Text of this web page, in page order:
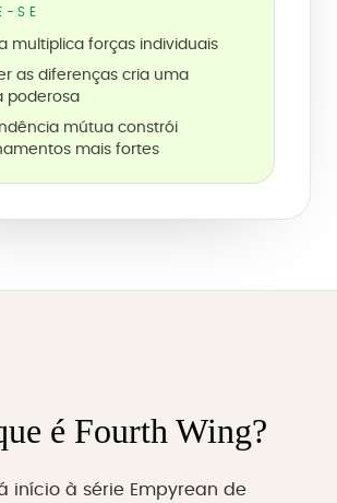
SE
multiplica forças individuais
as diferenças cria uma
poderosa
mútua constrói
mais fortes
é Fourth Wing?
início à série Empyrean de